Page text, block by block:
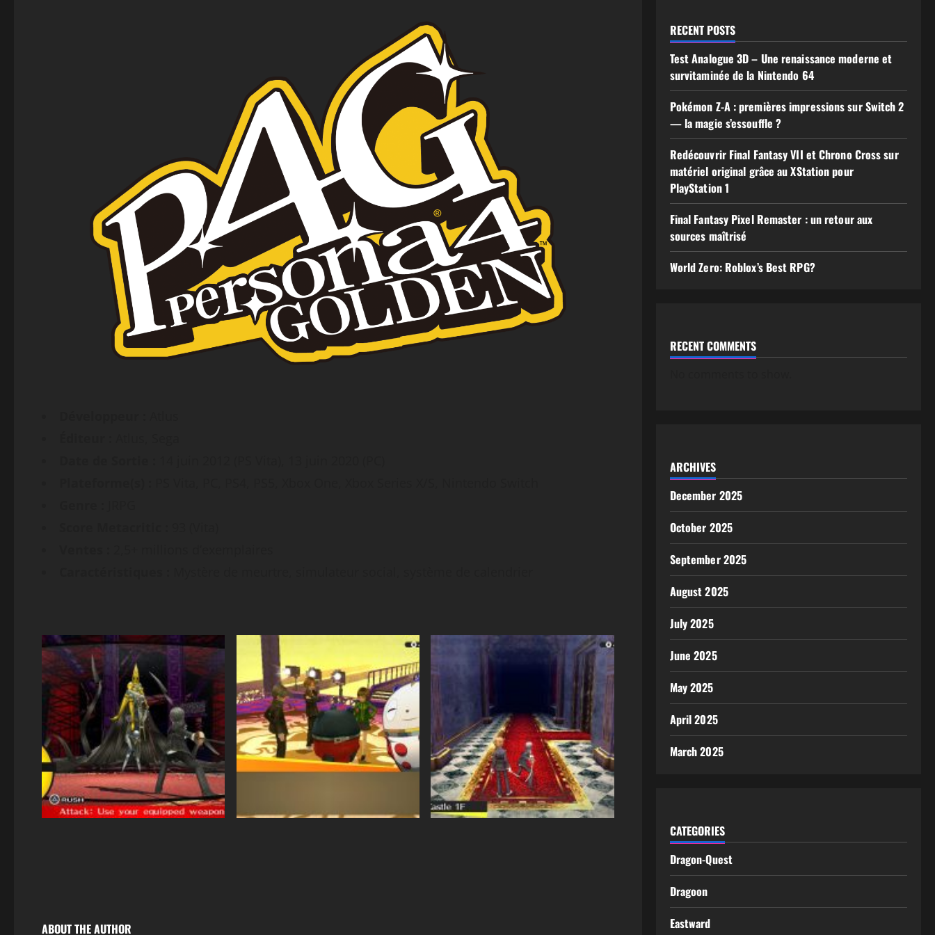
ABOUT THE AUTHOR
RECENT POSTS
Test Analogue 3D – Une renaissance moderne et
survitaminée de la Nintendo 64
Pokémon Z-A : premières impressions sur Switch 2
— la magie s’essouffle ?
Redécouvrir Final Fantasy VII et Chrono Cross sur
matériel original grâce au XStation pour
PlayStation 1
Final Fantasy Pixel Remaster : un retour aux
sources maîtrisé
World Zero: Roblox’s Best RPG?
RECENT COMMENTS
ARCHIVES
December 2025
October 2025
September 2025
August 2025
July 2025
June 2025
May 2025
April 2025
March 2025
CATEGORIES
Dragon-Quest
Dragoon
Eastward